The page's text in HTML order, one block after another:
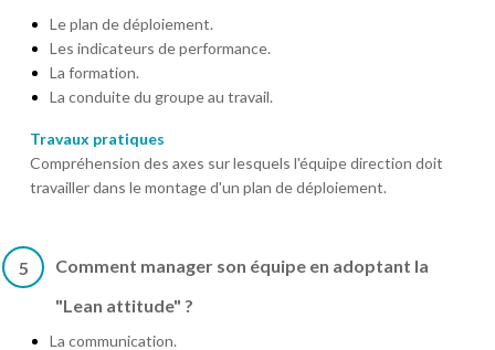
Le plan de déploiement.
Les indicateurs de performance.
La formation.
La conduite du groupe au travail.
Travaux pratiques
Compréhension des axes sur lesquels l'équipe direction doit
travailler dans le montage d'un plan de déploiement.
5
Comment manager son équipe en adoptant la
"Lean attitude" ?
La communication.